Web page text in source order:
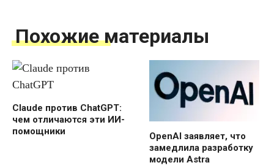
Похожие материалы
Claude против ChatGPT:
чем отличаются эти ИИ-
помощники
OpenAI заявляет, что
замедлила разработку
модели Astra